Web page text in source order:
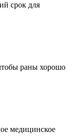
срок для
раны хорошо
медицинское